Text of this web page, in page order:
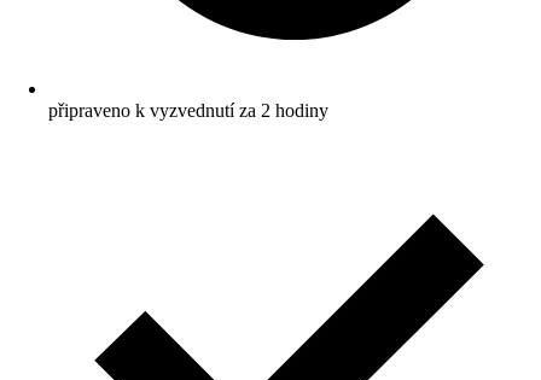
připraveno k vyzvednutí za 2 hodiny